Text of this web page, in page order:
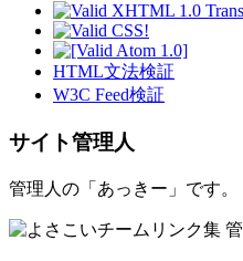
HTML文法検証
W3C Feed検証
サイト管理人
管理人の「あっきー」です。